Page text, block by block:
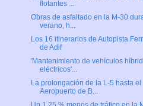
flotantes ...
Obras de asfaltado en la M-30
verano, h...
Los 16 itinerarios de Autopista
de Adif
'Mantenimiento de vehículos
eléctricos'...
La prolongación de la L-5 hasta el
Aeropuerto de B...